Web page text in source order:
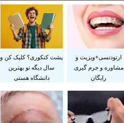
ارتودنسی+ویزیت و
مشاوره و جرم گیری
رایگان
پشت کنکوری؟ کلیک کن و
سال دیگه تو بهترین
دانشگاه هستی